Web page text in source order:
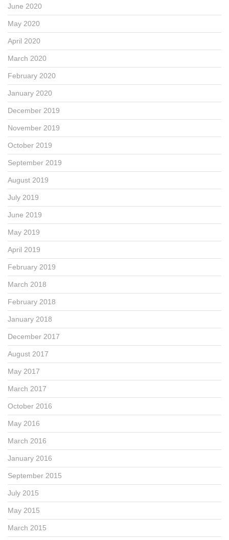
June 2020
May 2020
April 2020
March 2020
February 2020
January 2020
December 2019
November 2019
October 2019
September 2019
August 2019
July 2019
June 2019
May 2019
April 2019
February 2019
March 2018
February 2018
January 2018
December 2017
August 2017
May 2017
March 2017
October 2016
May 2016
March 2016
January 2016
September 2015
July 2015
May 2015
March 2015